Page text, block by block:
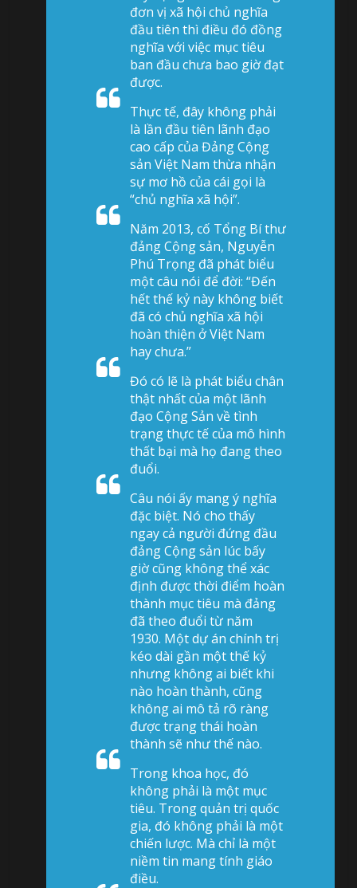
đơn vị xã hội chủ nghĩa
đầu tiên thì điều đó đồng
nghĩa với việc mục tiêu
ban đầu chưa bao giờ đạt
được.
Thực tế, đây không phải
là lần đầu tiên lãnh đạo
cao cấp của Đảng Cộng
sản Việt Nam thừa nhận
sự mơ hồ của cái gọi là
“chủ nghĩa xã hội”.
Năm 2013, cố Tổng Bí thư
đảng Cộng sản, Nguyễn
Phú Trọng đã phát biểu
một câu nói để đời: “Đến
hết thế kỷ này không biết
đã có chủ nghĩa xã hội
hoàn thiện ở Việt Nam
hay chưa.”
Đó có lẽ là phát biểu chân
thật nhất của một lãnh
đạo Cộng Sản về tình
trạng thực tế của mô hình
thất bại mà họ đang theo
đuổi.
Câu nói ấy mang ý nghĩa
đặc biệt. Nó cho thấy
ngay cả người đứng đầu
đảng Cộng sản lúc bấy
giờ cũng không thể xác
định được thời điểm hoàn
thành mục tiêu mà đảng
đã theo đuổi từ năm
1930. Một dự án chính trị
kéo dài gần một thế kỷ
nhưng không ai biết khi
nào hoàn thành, cũng
không ai mô tả rõ ràng
được trạng thái hoàn
thành sẽ như thế nào.
Trong khoa học, đó
không phải là một mục
tiêu. Trong quản trị quốc
gia, đó không phải là một
chiến lược. Mà chỉ là một
niềm tin mang tính giáo
điều.